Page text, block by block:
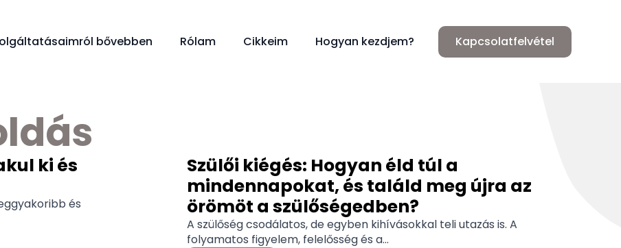
bővebben Rólam Cikkeim Hogyan kezdjem? Kapcsolatfelvétel
ki és
és
Szülői kiégés: Hogyan éld túl a
mindennapokat, és találd meg újra az
örömöt a szülőségedben?
A szülőség csodálatos, de egyben kihívásokkal teli utazás is. A
folyamatos figyelem, felelősség és a...